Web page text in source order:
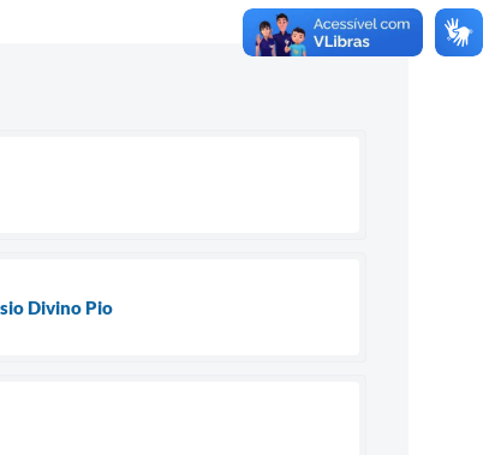
Divino Pio